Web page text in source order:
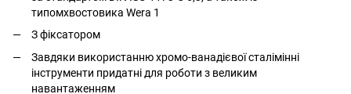
типомхвостовика Wera 1
З фіксатором
Завдяки використанню хромо-ванадієвої сталімінні
інструменти придатні для роботи з великим
навантаженням